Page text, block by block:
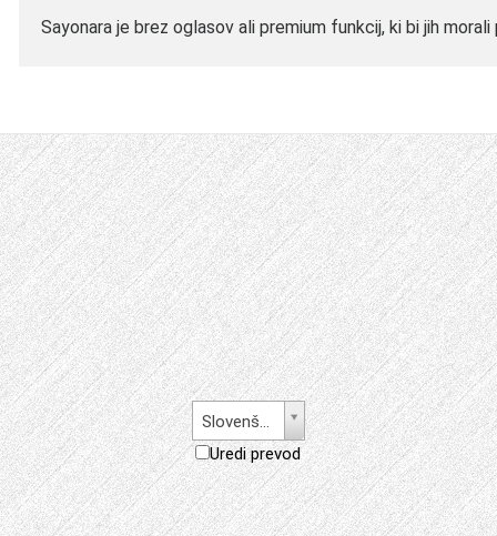
Sayonara je brez oglasov ali premium funkcij, ki bi jih
Slovenščina
Uredi prevod